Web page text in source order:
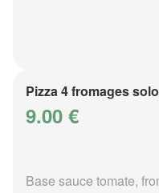
Pizza 4 fromages solo
9.00 €
Base sauce tomate,